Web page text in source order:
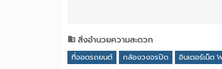
สิ่งอำนวยความสะดวก
ที่จอดรถยนต์ กล้องวงจรปิด อินเตอร์เน็ต